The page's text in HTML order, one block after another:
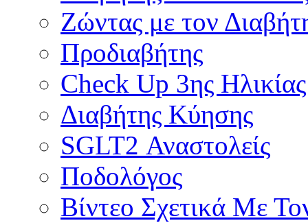
Ζώντας με τον
Προδιαβήτης
Check Up 3ης Ηλικίας
Διαβήτης Κύησης
SGLT2 Αναστολείς
Ποδολόγος
Βίντεο Σχετικά Με